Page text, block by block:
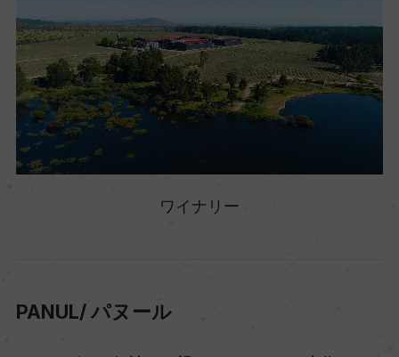
ワイナリー
PANUL/ パヌール